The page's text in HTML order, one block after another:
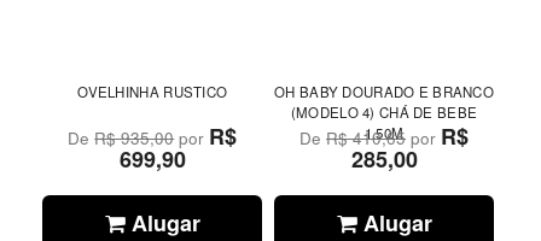
OVELHINHA RUSTICO
DeR$ 935,00por R$
699,90
Alugar
OH BABY DOURADO E BRANCO
(MODELO 4) CHÁ DE BEBE
1,50M
DeR$ 410,65 por R$
285,00
Alugar